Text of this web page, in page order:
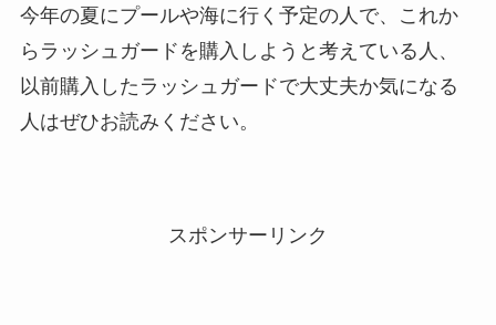
今年の夏にプールや海に行く予定の人で、これか
らラッシュガードを購入しようと考えている人、
以前購入したラッシュガードで大丈夫か気になる
人はぜひお読みください。
スポンサーリンク